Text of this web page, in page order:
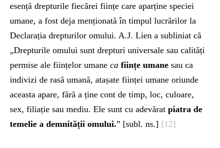
esență drepturile fiecărei ființe care aparține speciei
umane, a fost deja menționată în timpul lucrărilor la
Declarația drepturilor omului. A.J. Lien a subliniat că
„Drepturile omului sunt drepturi universale sau calități
permise ale ființelor umane ca ființe umane sau ca
indivizi de rasă umană, atașate ființei umane oriunde
aceasta apare, fără a ține cont de timp, loc, culoare,
sex, filiație sau mediu. Ele sunt cu adevărat piatra de
temelie a demnității omului.” [subl. ns.] [12]